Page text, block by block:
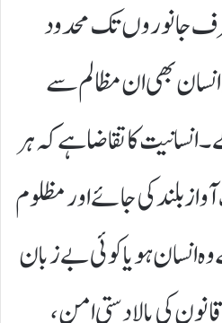
جانوروں تک محدود
بھی ان مظالم سے
کا تقاضا ہے کہ ہر
بلند کی جائے اور مظلوم
انسان ہو یا کوئی بے زبان
کی بالادستی امن،